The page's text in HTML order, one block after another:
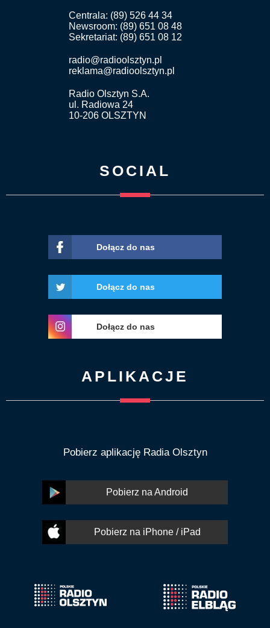
Centrala: (89) 526 44 34
Newsroom: (89) 651 08 48
Sekretariat: (89) 651 08 12
radio@radioolsztyn.pl
reklama@radioolsztyn.pl
Radio Olsztyn S.A.
ul. Radiowa 24
10-206 OLSZTYN
SOCIAL
Dołącz do nas
Dołącz do nas
Dołącz do nas
APLIKACJE
Pobierz aplikację Radia Olsztyn
Pobierz na Android
Pobierz na iPhone / iPad